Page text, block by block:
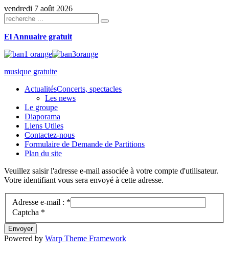
vendredi 7 août 2026
El Annuaire gratuit
musique gratuite
ActualitésConcerts, spectacles
Les news
Le groupe
Diaporama
Liens Utiles
Contactez-nous
Formulaire de Demande de Partitions
Plan du site
Veuillez saisir l'adresse e-mail associée à votre compte d'utilisateur.
Votre identifiant vous sera envoyé à cette adresse.
Adresse e-mail : *
Captcha *
Envoyer
Powered by Warp Theme Framework